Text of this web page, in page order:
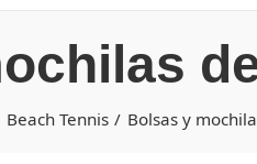
Beach Tennis Bolsas y